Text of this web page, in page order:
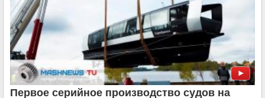
Первое серийное производство судов на